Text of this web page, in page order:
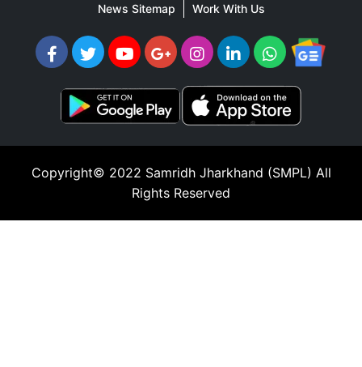
News Sitemap
Work With Us
Copyright© 2022 Samridh Jharkhand (SMPL) All
Rights Reserved